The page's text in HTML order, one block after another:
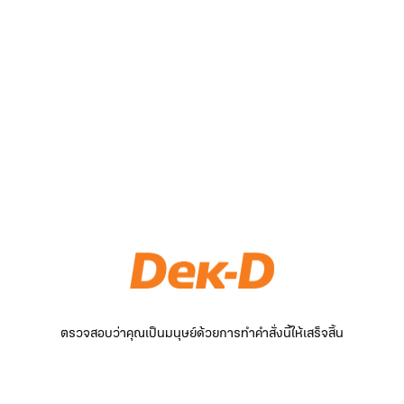
ตรวจสอบว่าคุณเป็นมนุษย์ด้วยการทำคำสั่งนี้ให้เสร็จสิ้น